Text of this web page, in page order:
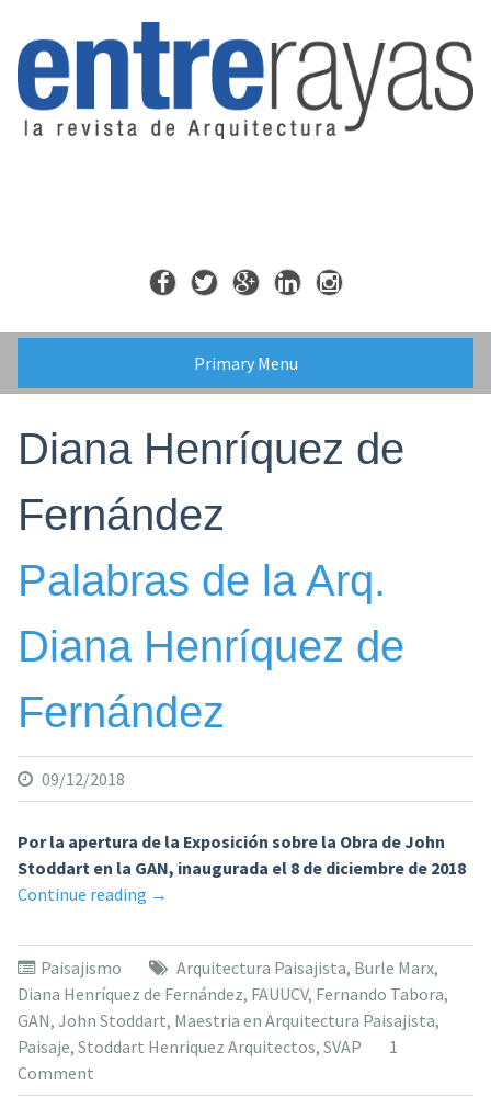
content
Primary Menu
Diana Henríquez de
Fernández
Palabras de la Arq.
Diana Henríquez de
Fernández
09/12/2018
Por la apertura de la Exposición sobre la Obra de John
Stoddart en la GAN, inaugurada el 8 de diciembre de 2018
Continue reading «Palabras
la
Arq.
Diana
Henríquez
de
→
Paisajismo Arquitectura Paisajista, Burle Marx,
Diana Henríquez de Fernández, FAUUCV, Fernando Tabora,
GAN, John Stoddart, Maestria en Arquitectura Paisajista,
Paisaje, Stoddart Henriquez Arquitectos, SVAP
1
Comment